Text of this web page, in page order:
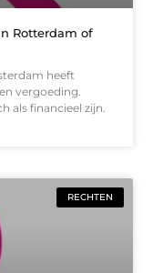
Rotterdam of
heeft
vergoeding.
als financieel zijn.
RECHTEN